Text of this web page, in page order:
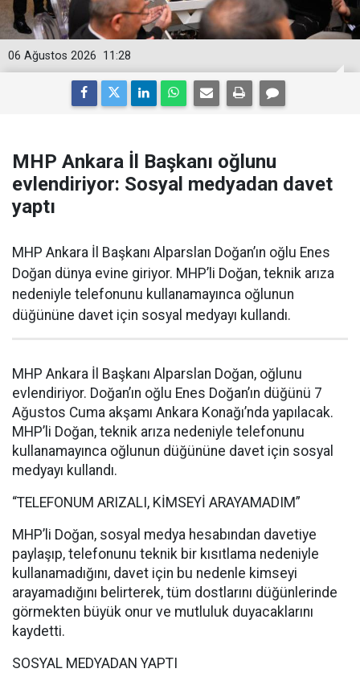
11:28
06 Ağustos 2026
MHP Ankara İl Başkanı oğlunu
evlendiriyor: Sosyal medyadan davet
yaptı
MHP Ankara İl Başkanı Alparslan Doğan’ın oğlu Enes
Doğan dünya evine giriyor. MHP’li Doğan, teknik arıza
nedeniyle telefonunu kullanamayınca oğlunun
düğününe davet için sosyal medyayı kullandı.
MHP Ankara İl Başkanı Alparslan Doğan, oğlunu
evlendiriyor. Doğan’ın oğlu Enes Doğan’ın düğünü 7
Ağustos Cuma akşamı Ankara Konağı’nda yapılacak.
MHP’li Doğan, teknik arıza nedeniyle telefonunu
kullanamayınca oğlunun düğününe davet için sosyal
medyayı kullandı.
“TELEFONUM ARIZALI, KİMSEYİ ARAYAMADIM”
MHP’li Doğan, sosyal medya hesabından davetiye
paylaşıp, telefonunu teknik bir kısıtlama nedeniyle
kullanamadığını, davet için bu nedenle kimseyi
arayamadığını belirterek, tüm dostlarını düğünlerinde
görmekten büyük onur ve mutluluk duyacaklarını
kaydetti.
SOSYAL MEDYADAN YAPTI